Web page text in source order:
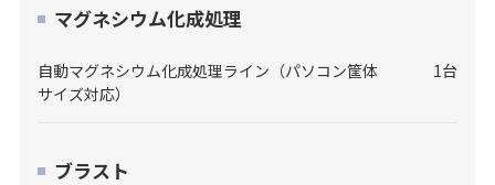
マグネシウム化成処理
自動マグネシウム化成処理ライン（パソコン筐体
サイズ対応）
1台
ブラスト